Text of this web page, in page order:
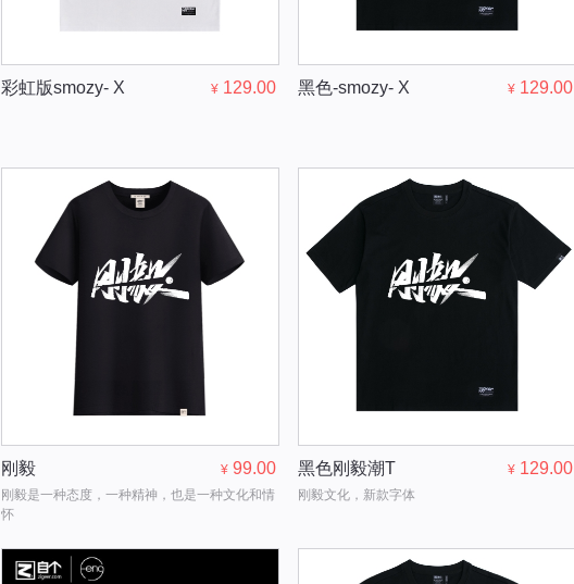
彩虹版smozy- X ¥ 129.00 黑色-smozy- X ¥ 129.00
刚毅 ¥ 99.00
刚毅是一种态度，一种精神，也是一种文化和情
怀
黑色刚毅潮T ¥ 129.00
刚毅文化，新款字体